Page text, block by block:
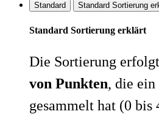
Standard Standard Sortierung
Standard Sortierung erklärt
Die Sortierung
von Punkten, die
gesammelt hat (0 bis